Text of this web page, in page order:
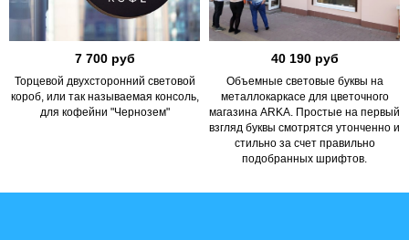
7 700 руб
Торцевой двухсторонний световой
короб, или так называемая консоль,
для кофейни "Чернозем"
40 190 руб
Объемные световые буквы на
металлокаркасе для цветочного
магазина ARKA. Простые на первый
взгляд буквы смотрятся утонченно и
стильно за счет правильно
подобранных шрифтов.